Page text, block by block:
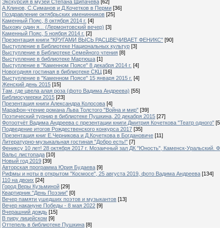
Экскурсия в музей Степана Щипачева [62]
А.Клинов, С.Симанов и Д.Кочетков в Перми [36]
Поздравление октябрьских именинников [25]
Каменный Пояс, 8 октября 2014 г. [4]
Выхожу один я... (Лермонтовский вечер) [3]
Каменный Пояс, 5 ноября 2014 г. [2]
Презентация книги "КРУГАМИ ВЫСЬ РАСЦВЕЧИВАЕТ ФЕНИКС" [90]
Выступление в Библиотеке Национальных культур [3]
Выступление в Библиотеке Семейного чтения [8]
Выступление в библиотеке Мартюша [1]
Выступление в "Каменном Поясе" 8 декабря 2014 г. [4]
Новогодняя гостиная в библиотеке СКЦ [16]
Выступление в "Каменном Поясе" 15 января 2015 г. [4]
Женский день 2015 [15]
Там, где цвела алая роза (фото Вадима Андреева) [55]
Библиосумерки 2015 [23]
Презентация книги Александра Колосова [4]
Марафон-чтение романа Льва Толстого "Война и мир" [39]
Поэтический турнир в библиотеке Пушкина, 20 декабря 2015 [27]
Фотоотчёт Вадима Андреева с презентации книги Дмитрия Кочеткова "Театр одного"
Подведение итогов Рождественского конкурса 2017 [35]
Презентация книг Е.Черникова и Д.Кочеткова в Богдановиче [11]
Литературно-музыкальная гостиная "Добро есть!" [7]
Фениксу 10 лет! 28 октября 2017 г. Мозаичный зал ДК "Юность", Каменск-Уральский.
Вальс листопада [10]
Новый год 2019 [39]
Авторская программа Юрия Будаева [9]
Рифмы и ноты в открытом "Космосе", 25 августа 2019, фото Вадима Андреева [134]
110 на двоих [24]
Город Веры Кузьминой [29]
Квартирник "День Поэзии" [0]
Вечер памяти ушедших поэтов и музыкантов [13]
Вечер накануне Победы - 8 мая 2022 [9]
Вчерашний дождь [15]
В пиру лицейском [9]
Оттепель в библиотеке Пушкина [8]